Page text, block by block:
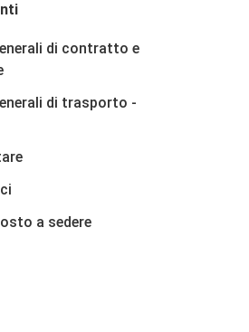
di contratto e
di trasporto -
a sedere